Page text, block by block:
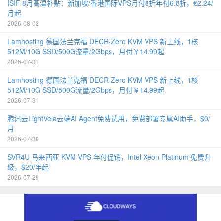
ISIF 8月高温补贴：新加坡/香港国际VPS月付8折年付6.8折，€2.24/
月起
2026-08-02
Lamhosting 德国法兰克福 DECR-Zero KVM VPS 新上线，1核
512M/10G SSD/500G流量/2Gbps，月付￥14.99起
2026-07-31
Lamhosting 德国法兰克福 DECR-Zero KVM VPS 新上线，1核
512M/10G SSD/500G流量/2Gbps，月付￥14.99起
2026-07-31
腾讯云LightVela云端AI Agent免费试用，免费部署专属AI助手，$0/
月
2026-07-30
SVR4U 马来西亚 KVM VPS 年付促销，Intel Xeon Platinum 免费升
级，$20/年起
2026-07-29